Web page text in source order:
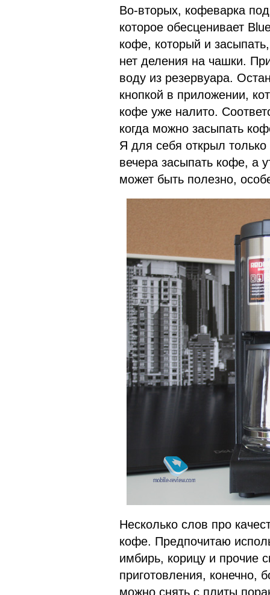
Во-вторых, кофеварка
которое обесценивает
кофе, который и
нет деления на чашки.
воду из резервуара.
кнопкой в приложении,
кофе уже налито.
когда можно засыпать
Я для себя открыл
вечера засыпать кофе, а
может быть полезно,
Несколько слов про
кофе. Предпочитаю
имбирь, корицу и прочие
приготовления, конечно,
можно снять с плиты